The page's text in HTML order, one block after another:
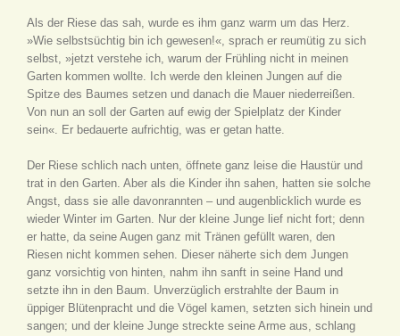
Als der Riese das sah, wurde es ihm ganz warm um das Herz.
»Wie selbstsüchtig bin ich gewesen!«, sprach er reumütig zu sich
selbst, »jetzt verstehe ich, warum der Frühling nicht in meinen
Garten kommen wollte. Ich werde den kleinen Jungen auf die
Spitze des Baumes setzen und danach die Mauer niederreißen.
Von nun an soll der Garten auf ewig der Spielplatz der Kinder
sein«. Er bedauerte aufrichtig, was er getan hatte.
Der Riese schlich nach unten, öffnete ganz leise die Haustür und
trat in den Garten. Aber als die Kinder ihn sahen, hatten sie solche
Angst, dass sie alle davonrannten – und augenblicklich wurde es
wieder Winter im Garten. Nur der kleine Junge lief nicht fort; denn
er hatte, da seine Augen ganz mit Tränen gefüllt waren, den
Riesen nicht kommen sehen. Dieser näherte sich dem Jungen
ganz vorsichtig von hinten, nahm ihn sanft in seine Hand und
setzte ihn in den Baum. Unverzüglich erstrahlte der Baum in
üppiger Blütenpracht und die Vögel kamen, setzten sich hinein und
sangen; und der kleine Junge streckte seine Arme aus, schlang